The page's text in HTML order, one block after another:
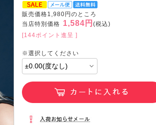
販売価格1,980円のところ
当店特別価格 1,584円 (税込)
[144ポイント進呈 ]